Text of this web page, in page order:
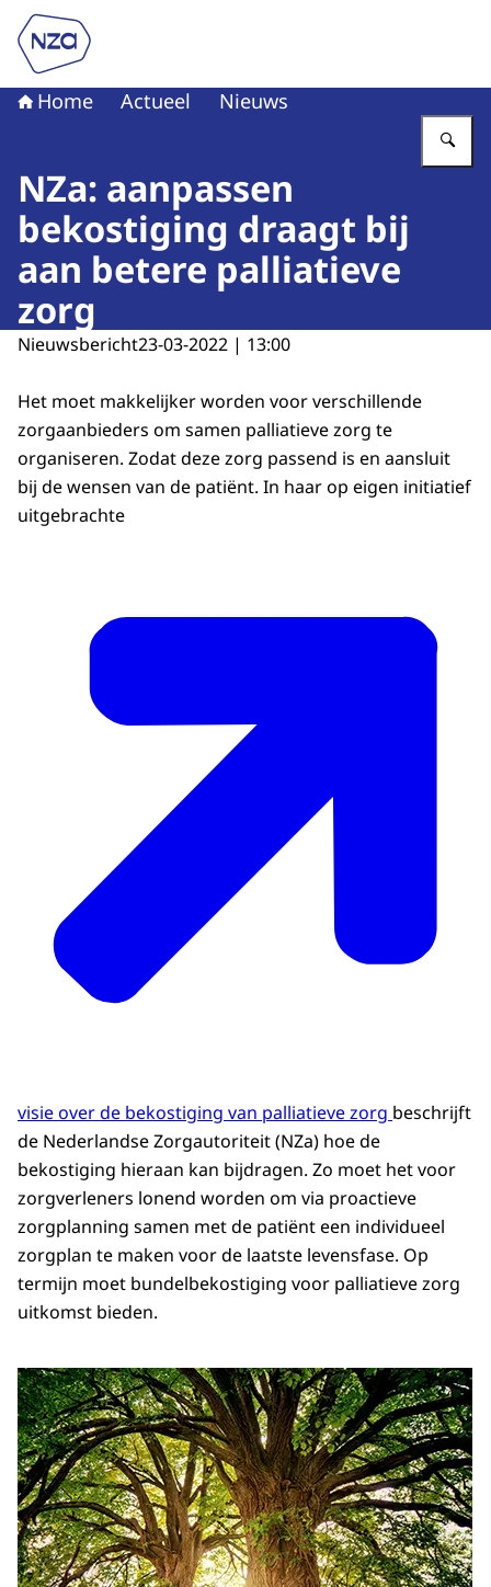
Naar de homepage van Nederlandse Zorgautoriteit
Home Actueel Nieuws
NZa: aanpassen
bekostiging draagt bij
aan betere palliatieve
zorg
Nieuwsbericht23-03-2022 | 13:00
Het moet makkelijker worden voor verschillende
zorgaanbieders om samen palliatieve zorg te
organiseren. Zodat deze zorg passend is en aansluit
bij de wensen van de patiënt. In haar op eigen initiatief
uitgebrachte
visie over de bekostiging van palliatieve zorg beschrijft
de Nederlandse Zorgautoriteit (NZa) hoe de
bekostiging hieraan kan bijdragen. Zo moet het voor
zorgverleners lonend worden om via proactieve
zorgplanning samen met de patiënt een individueel
zorgplan te maken voor de laatste levensfase. Op
termijn moet bundelbekostiging voor palliatieve zorg
uitkomst bieden.